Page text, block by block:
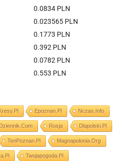
0.0834 PLN
0.023565 PLN
0.1773 PLN
0.392 PLN
0.0782 PLN
0.553 PLN
Epoznan.pl Nczas.info
Rosja Dlapolski.pl
TenPoznan.pl Magnapolonia.org
Twojapogoda.pl